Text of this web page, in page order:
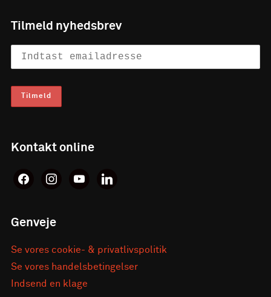
Tilmeld nyhedsbrev
Kontakt online
facebookinstagramyoutubelinkedin
Genveje
Se vores cookie- & privatlivspolitik
Se vores handelsbetingelser
Indsend en klage